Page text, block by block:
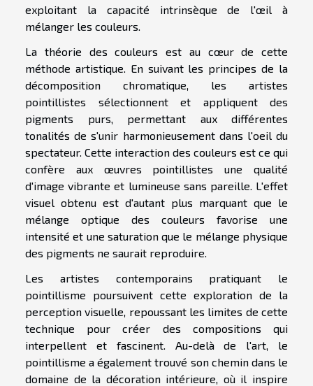
exploitant la capacité intrinsèque de l'œil à
mélanger les couleurs.
La théorie des couleurs est au cœur de cette
méthode artistique. En suivant les principes de la
décomposition chromatique, les artistes
pointillistes sélectionnent et appliquent des
pigments purs, permettant aux différentes
tonalités de s'unir harmonieusement dans l'oeil du
spectateur. Cette interaction des couleurs est ce qui
confère aux œuvres pointillistes une qualité
d'image vibrante et lumineuse sans pareille. L'effet
visuel obtenu est d'autant plus marquant que le
mélange optique des couleurs favorise une
intensité et une saturation que le mélange physique
des pigments ne saurait reproduire.
Les artistes contemporains pratiquant le
pointillisme poursuivent cette exploration de la
perception visuelle, repoussant les limites de cette
technique pour créer des compositions qui
interpellent et fascinent. Au-delà de l'art, le
pointillisme a également trouvé son chemin dans le
domaine de la décoration intérieure, où il inspire